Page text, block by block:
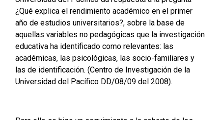
¿Qué explica el rendimiento académico en el primer
año de estudios universitarios?, sobre la base de
aquellas variables no pedagógicas que la investigación
educativa ha identificado como relevantes: las
académicas, las psicológicas, las socio-familiares y
las de identificación. (Centro de Investigación de la
Universidad del Pacífico DD/08/09 del 2008).